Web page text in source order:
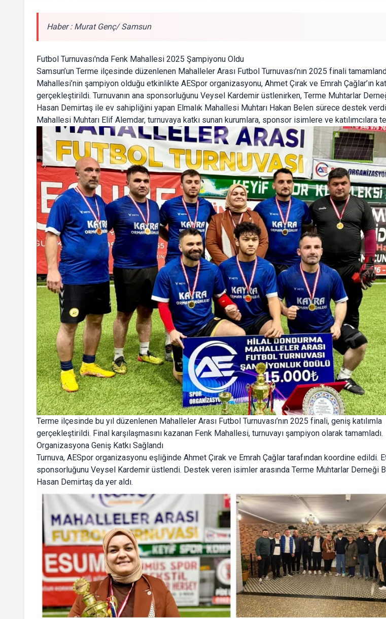
Haber : Murat Genç/ Samsun
Futbol Turnuvası'nda Fenk Mahallesi 2025 Şampiyonu Oldu
Samsun’un Terme ilçesinde düzenlenen Mahalleler Arası Futbol Turnuvası’nın 2025 finali
Mahallesi’nin şampiyon olduğu etkinlikte AESpor organizasyonu, Ahmet Çırak ve Emrah Çağlar’ın
gerçekleştirildi. Turnuvanın ana sponsorluğunu Veysel Kardemir üstlenirken, Terme Muhtarlar
Hasan Demirtaş ile ev sahipliğini yapan Elmalık Mahallesi Muhtarı Hakan Belen sürece destek
Mahallesi Muhtarı Elif Alemdar, turnuvaya katkı sunan kurumlara, sponsor isimlere ve katılımcılara
Terme ilçesinde bu yıl düzenlenen Mahalleler Arası Futbol Turnuvası’nın 2025 finali, geniş katılımla
gerçekleştirildi. Final karşılaşmasını kazanan Fenk Mahallesi, turnuvayı şampiyon olarak tamamladı.
Organizasyona Geniş Katkı Sağlandı
Turnuva, AESpor organizasyonu eşliğinde Ahmet Çırak ve Emrah Çağlar tarafından koordine edildi.
sponsorluğunu Veysel Kardemir üstlendi. Destek veren isimler arasında Terme Muhtarlar Derneği
Hasan Demirtaş da yer aldı.